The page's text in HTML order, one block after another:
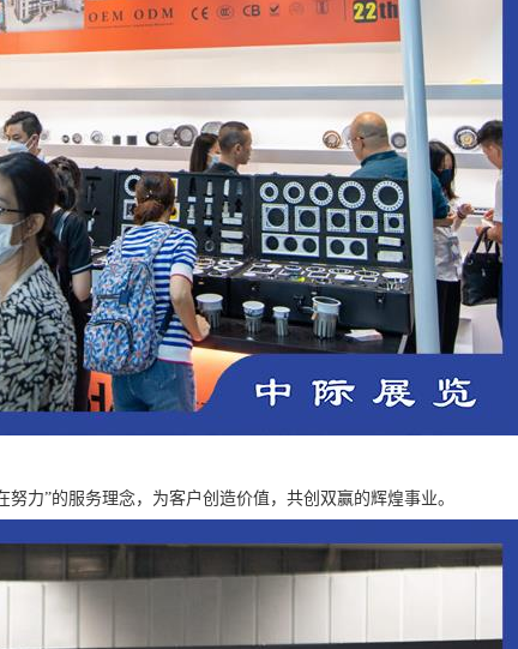
力”的服务理念，为客户创造价值，共创双赢的辉煌事业。